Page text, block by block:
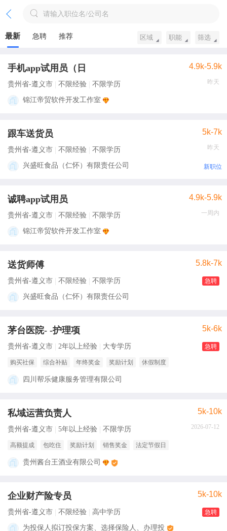
请输入职位名/公司名
最新 急聘 推荐 区域 职能 筛选
手机app试用员（日 4.9k-5.9k
昨天
贵州省-遵义市 不限经验 不限学历
锦江帝贸软件开发工作室
跟车送货员 5k-7k
昨天
贵州省-遵义市 不限经验 不限学历
新职位
兴盛旺食品（仁怀）有限责任公司
诚聘app试用员 4.9k-5.9k
一周内
贵州省-遵义市 不限经验 不限学历
锦江帝贸软件开发工作室
送货师傅 5.8k-7k
贵州省-遵义市 不限经验 不限学历 急聘
兴盛旺食品（仁怀）有限责任公司
茅台医院- -护理项 5k-6k
贵州省-遵义市 2年以上经验 大专学历 急聘
购买社保 综合补贴 年终奖金 奖励计划 休假制度
四川帮乐健康服务管理有限公司
私域运营负责人 5k-10k
2026-07-12
贵州省-遵义市 5年以上经验 不限学历
高额提成 包吃住 奖励计划 销售奖金 法定节假日
贵州酱台王酒业有限公司
企业财产险专员 5k-10k
贵州省-遵义市 不限经验 高中学历 急聘
为投保人拟订投保方案、选择保险人、办理投